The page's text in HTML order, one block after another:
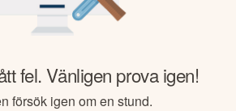
fel. Vänligen prova igen!
försök igen om en stund.